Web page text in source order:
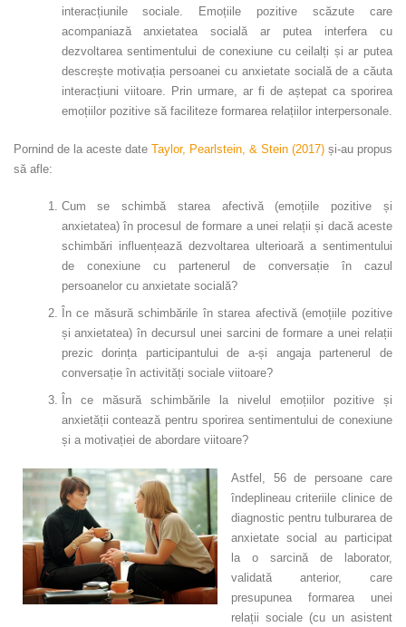
interacțiunile sociale. Emoțiile pozitive scăzute care
acompaniază anxietatea socială ar putea interfera cu
dezvoltarea sentimentului de conexiune cu ceilalți și ar putea
descrește motivația persoanei cu anxietate socială de a căuta
interacțiuni viitoare. Prin urmare, ar fi de aștepat ca sporirea
emoțiilor pozitive să faciliteze formarea relațiilor interpersonale.
Pornind de la aceste date Taylor, Pearlstein, & Stein (2017) și-au propus
să afle:
Cum se schimbă starea afectivă (emoțiile pozitive și
anxietatea) în procesul de formare a unei relații și dacă aceste
schimbări influențează dezvoltarea ulterioară a sentimentului
de conexiune cu partenerul de conversație în cazul
persoanelor cu anxietate socială?
În ce măsură schimbările în starea afectivă (emoțiile pozitive
și anxietatea) în decursul unei sarcini de formare a unei relații
prezic dorința participantului de a-și angaja partenerul de
conversație în activități sociale viitoare?
În ce măsură schimbările la nivelul emoțiilor pozitive și
anxietății contează pentru sporirea sentimentului de conexiune
și a motivației de abordare viitoare?
Astfel, 56 de persoane care
îndeplineau criteriile clinice de
diagnostic pentru tulburarea de
anxietate social au participat
la o sarcină de laborator,
validată anterior, care
presupunea formarea unei
relații sociale (cu un asistent